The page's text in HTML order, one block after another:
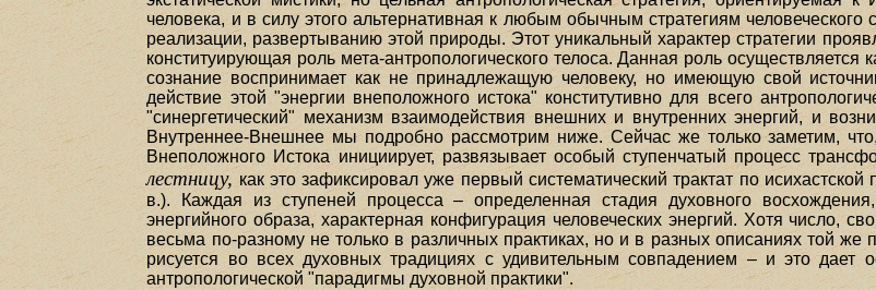
человека, и в силу этого альтернативная к любым обычным стратегиям
реализации, развертыванию этой природы. Этот уникальный характер стратегии
конституирующая роль мета-антропологического телоса. Данная роль осуществляется
сознание воспринимает как не принадлежащую человеку, но имеющую свой
действие этой "энергии внеположного истока" конститутивно для всего
"синергетический" механизм взаимодействия внешних и внутренних энергий, и
Внутреннее-Внешнее мы подробно рассмотрим ниже. Сейчас же только заметим,
Внеположного Истока инициирует, развязывает особый ступенчатый процесс
лестницу, как это зафиксировал уже первый систематический трактат по
в.). Каждая из ступеней процесса – определенная стадия духовного
энергийного образа, характерная конфигурация человеческих энергий. Хотя число,
весьма по-разному не только в различных практиках, но и в разных описаниях той же
рисуется во всех духовных традициях с удивительным совпадением – и это дает
антропологической "парадигмы духовной практики".